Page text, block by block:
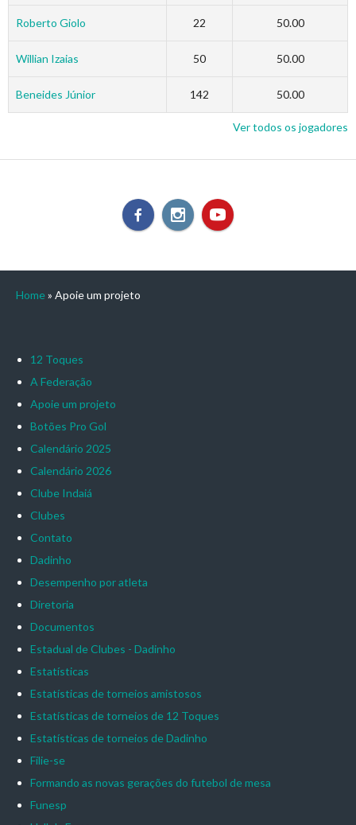
Roberto Giolo 22 50.00
Willian Izaias 50 50.00
Beneides Júnior 142 50.00
Ver todos os jogadores
Home » Apoie um projeto
12 Toques
A Federação
Apoie um projeto
Botões Pro Gol
Calendário 2025
Calendário 2026
Clube Indaiá
Clubes
Contato
Dadinho
Desempenho por atleta
Diretoria
Documentos
Estadual de Clubes - Dadinho
Estatísticas
Estatísticas de torneios amistosos
Estatísticas de torneios de 12 Toques
Estatísticas de torneios de Dadinho
Filie-se
Formando as novas gerações do futebol de mesa
Funesp